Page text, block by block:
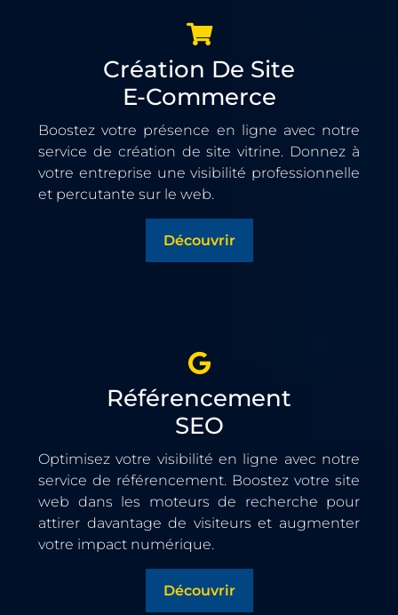
Création De Site
E-Commerce
Boostez votre présence en ligne avec notre
service de création de site vitrine. Donnez à
votre entreprise une visibilité professionnelle
et percutante sur le web.
Découvrir
Référencement
SEO
Optimisez votre visibilité en ligne avec notre
service de référencement. Boostez votre site
web dans les moteurs de recherche pour
attirer davantage de visiteurs et augmenter
votre impact numérique.
Découvrir